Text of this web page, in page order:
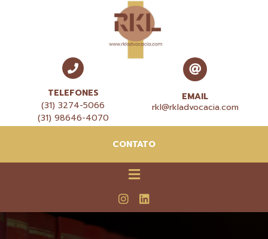
TELEFONES
(31) 3274-5066
(31) 98646-4070
EMAIL
rkl@rkladvocacia.com
CONTATO